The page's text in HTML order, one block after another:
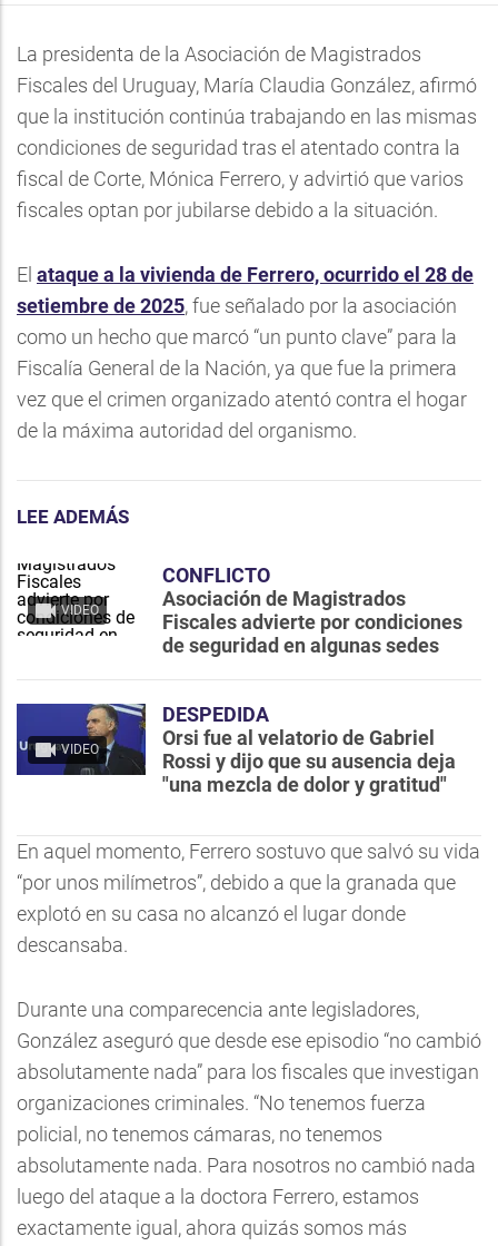
La presidenta de la Asociación de Magistrados
Fiscales del Uruguay, María Claudia González, afirmó
que la institución continúa trabajando en las mismas
condiciones de seguridad tras el atentado contra la
fiscal de Corte, Mónica Ferrero, y advirtió que varios
fiscales optan por jubilarse debido a la situación.
El ataque a la vivienda de Ferrero, ocurrido el 28 de
setiembre de 2025, fue señalado por la asociación
como un hecho que marcó “un punto clave” para la
Fiscalía General de la Nación, ya que fue la primera
vez que el crimen organizado atentó contra el hogar
de la máxima autoridad del organismo.
LEE ADEMÁS
VIDEO
CONFLICTO
Asociación de Magistrados
Fiscales advierte por condiciones
de seguridad en algunas sedes
VIDEO
DESPEDIDA
Orsi fue al velatorio de Gabriel
Rossi y dijo que su ausencia deja
"una mezcla de dolor y gratitud"
En aquel momento, Ferrero sostuvo que salvó su vida
“por unos milímetros”, debido a que la granada que
explotó en su casa no alcanzó el lugar donde
descansaba.
Durante una comparecencia ante legisladores,
González aseguró que desde ese episodio “no cambió
absolutamente nada” para los fiscales que investigan
organizaciones criminales. “No tenemos fuerza
policial, no tenemos cámaras, no tenemos
absolutamente nada. Para nosotros no cambió nada
luego del ataque a la doctora Ferrero, estamos
exactamente igual, ahora quizás somos más